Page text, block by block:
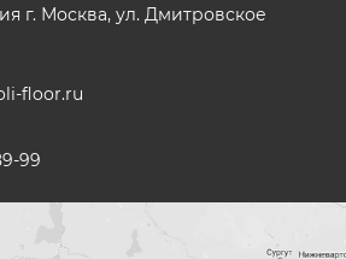
г. Москва, ул. Дмитровское
floor.ru
99